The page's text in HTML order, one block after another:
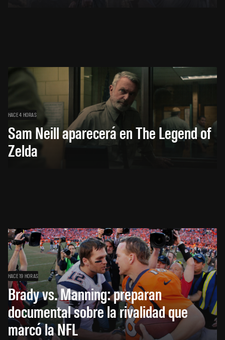
HACE 4 HORAS
Sam Neill aparecerá en The Legend of
Zelda
HACE 19 HORAS
Brady vs. Manning: preparan
documental sobre la rivalidad que
marcó la NFL